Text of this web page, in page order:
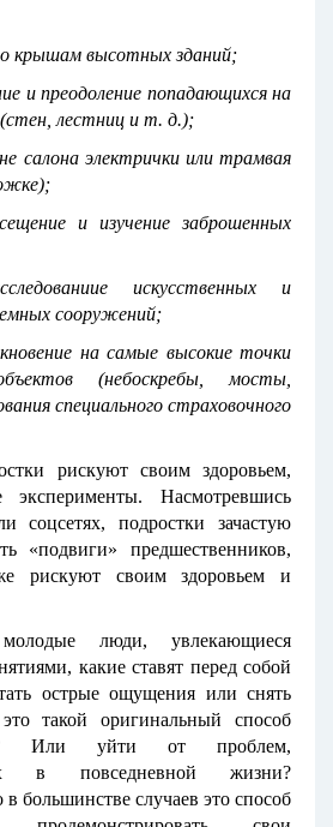
крышам высотных зданий;
и преодоление попадающихся на
лестниц и т. д.);
салона электрички или трамвая
и изучение заброшенных
искусственных и
сооружений;
на самые высокие точки
(небоскребы, мосты,
специального страховочного
рискуют своим здоровьем,
эксперименты. Насмотревшись
соцсетях, подростки зачастую
«подвиги» предшественников,
рискуют своим здоровьем и
люди, увлекающиеся
какие ставят перед собой
острые ощущения или снять
такой оригинальный способ
Или уйти от проблем,
в повседневной жизни?
в большинстве случаев это способ